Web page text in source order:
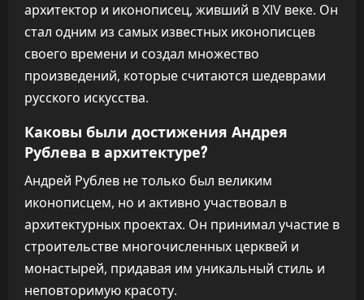
архитектор и иконописец, живший в XIV веке. Он
стал одним из самых известных иконописцев
своего времени и создал множество
произведений, которые считаются шедеврами
русского искусства.
Каковы были достижения Андрея
Рублева в архитектуре?
Андрей Рублев не только был великим
иконописцем, но и активно участвовал в
архитектурных проектах. Он принимал участие в
строительстве многочисленных церквей и
монастырей, придавая им уникальный стиль и
неповторимую красоту.